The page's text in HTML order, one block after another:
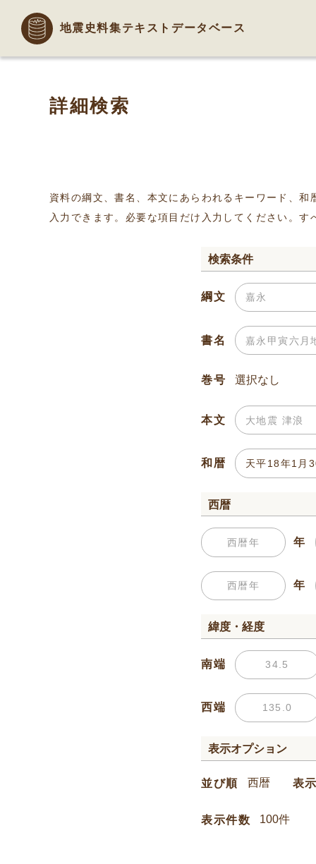
地震史料集テキストデータベース
詳細検索
資料の綱文、書名、本文にあらわれるキーワード、
入力できます。必要な項目だけ入力してください。
検索条件
綱文
書名
巻号
本文
和暦
西暦
年
年
緯度・経度
南端
西端
表示オプション
並び順 表
表示件数